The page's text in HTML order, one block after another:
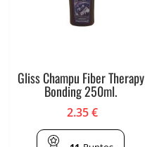
Gliss Champu Fiber Therapy
Bonding 250ml.
2.35€